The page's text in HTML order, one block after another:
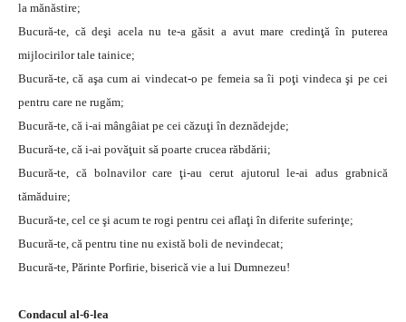
la mănăstire;
Bucură-te, că deşi acela nu te-a găsit a avut mare credinţă în puterea
mijlocirilor tale tainice;
Bucură-te, că aşa cum ai vindecat-o pe femeia sa îi poţi vindeca şi pe cei
pentru care ne rugăm;
Bucură-te, că i-ai mângâiat pe cei căzuţi în deznădejde;
Bucură-te, că i-ai povăţuit să poarte crucea răbdării;
Bucură-te, că bolnavilor care ţi-au cerut ajutorul le-ai adus grabnică
tămăduire;
Bucură-te, cel ce şi acum te rogi pentru cei aflaţi în diferite suferinţe;
Bucură-te, că pentru tine nu există boli de nevindecat;
Bucură-te, Părinte Porfirie, biserică vie a lui Dumnezeu!
Condacul al-6-lea